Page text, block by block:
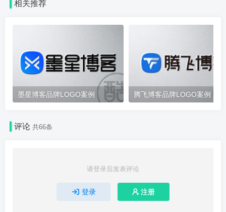
相关推荐
墨星博客品牌LOGO案例 腾飞博客品牌LOGO案例
评论共66条
请登录后发表评论
登录 注册